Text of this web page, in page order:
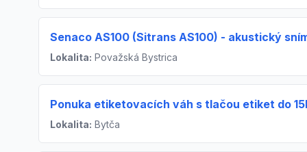
Senaco AS100 (Sitrans AS100) - akustický
Lokalita: Považská Bystrica
Ponuka etiketovacích váh s tlačou etiket do
Lokalita: Bytča